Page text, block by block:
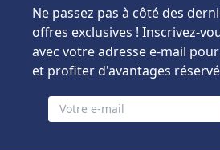
Ne passez pas à côté des
offres exclusives ! Inscrivez-
avec votre adresse e-mail
et profiter d'avantages